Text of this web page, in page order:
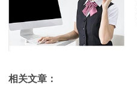
相关文章：